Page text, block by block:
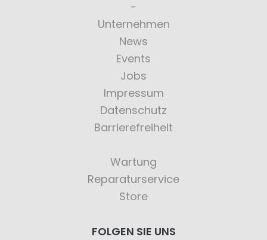
Unternehmen
News
Events
Jobs
Impressum
Datenschutz
Barrierefreiheit
Wartung
Reparaturservice
Store
FOLGEN SIE UNS